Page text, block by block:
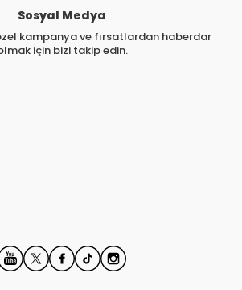
Sosyal Medya
kampanya ve fırsatlardan haberdar
için bizi takip edin.